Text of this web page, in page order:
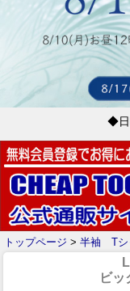
◆日
トップページ > 半袖 Tシ
ビッ